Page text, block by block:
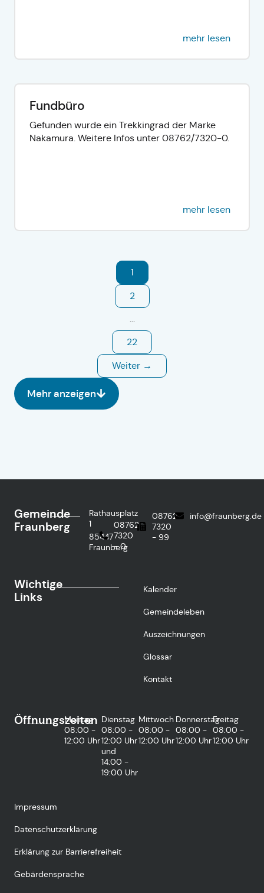
mehr lesen
Fundbüro
Gefunden wurde ein Trekkingrad der Marke
Nakamura. Weitere Infos unter 08762/7320-0.
mehr lesen
1
2
22
Weiter →
Mehr anzeigen
Gemeinde
Fraunberg
Rathausplatz
1
85447
Fraunberg
08762
7320
- 0
08762
7320
- 99
info@fraunberg.de
Wichtige
Links
Kalender
Gemeindeleben
Auszeichnungen
Glossar
Kontakt
Öffnungszeiten
Montag
08:00 -
12:00 Uhr
Dienstag
08:00 -
12:00 Uhr
und
14:00 -
19:00 Uhr
Mittwoch
08:00 -
12:00 Uhr
Donnerstag
08:00 -
12:00 Uhr
Freitag
08:00 -
12:00 Uhr
Impressum
Datenschutzerklärung
Erklärung zur Barrierefreiheit
Gebärdensprache